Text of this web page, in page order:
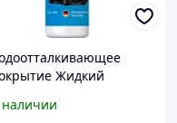
Жидкий